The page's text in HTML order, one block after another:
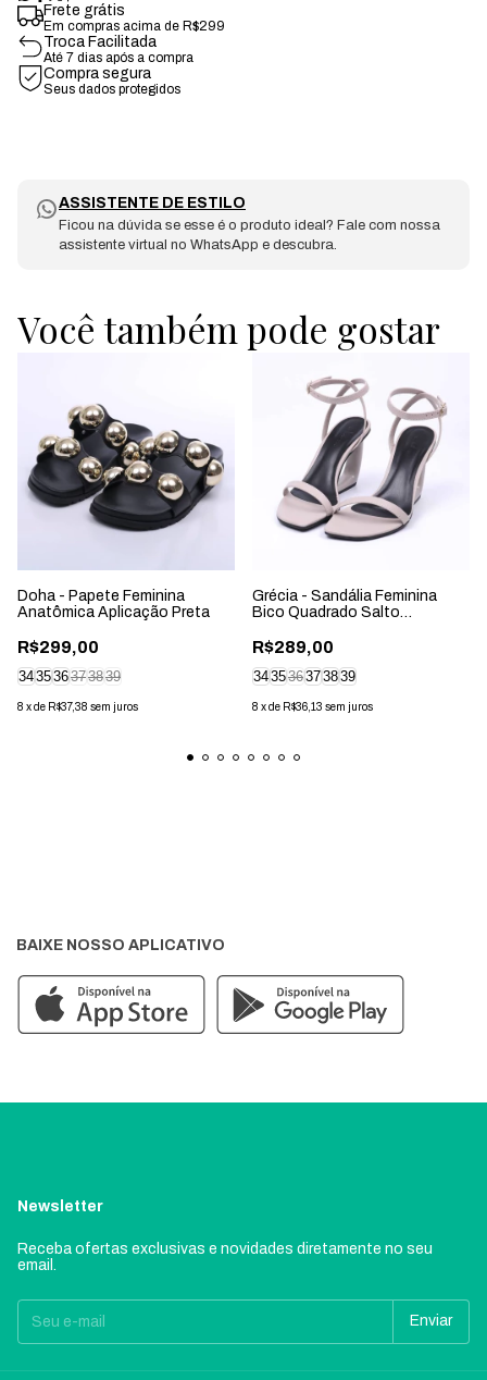
Frete grátis
Em compras acima de R$299
Troca Facilitada
Até 7 dias após a compra
Compra segura
Seus dados protegidos
ASSISTENTE DE ESTILO
Ficou na dúvida se esse é o produto ideal? Fale com nossa
assistente virtual no WhatsApp e descubra.
Você também pode gostar
Doha - Papete Feminina
Anatômica Aplicação Preta
R$299,00
343536373839
8 xde R$37,38 sem juros
Grécia - Sandália Feminina
Bico Quadrado Salto
R$289,00
343536373839
8 xde R$36,13 sem juros
BAIXE NOSSO APLICATIVO
Newsletter
Receba ofertas exclusivas e novidades diretamente no seu
email.